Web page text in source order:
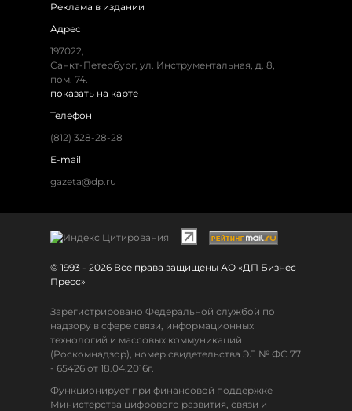
Реклама в издании
Адрес
197022,
Санкт-Петербург, ул. Инструментальная, д. 8,
пом. 74.
показать на карте
Телефон
(812) 328-28-28
E-mail
gazeta@dp.ru
© 1993 - 2026 Все права защищены АО «ДП Бизнес
Пресс»
Зарегистрировано Федеральной службой по
надзору в сфере связи, информационных
технологий и массовых коммуникаций
(Роскомнадзор), номер свидетельства ЭЛ № ФС 77
- 65426 от 18.04.2016г.
Функционирует при финансовой поддержке
Министерства цифрового развития, связи и